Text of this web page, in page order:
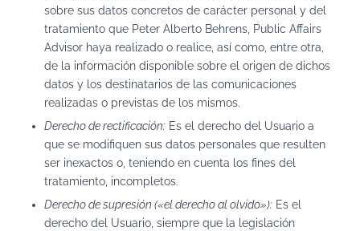
sobre sus datos concretos de carácter personal y del
tratamiento que Peter Alberto Behrens, Public Affairs
Advisor haya realizado o realice, así como, entre otra,
de la información disponible sobre el origen de dichos
datos y los destinatarios de las comunicaciones
realizadas o previstas de los mismos.
Derecho de rectificación:Es el derecho del Usuario a
que se modifiquen sus datos personales que resulten
ser inexactos o, teniendo en cuenta los fines del
tratamiento, incompletos.
Derecho de supresión («el derecho al olvido»):Es el
derecho del Usuario, siempre que la legislación